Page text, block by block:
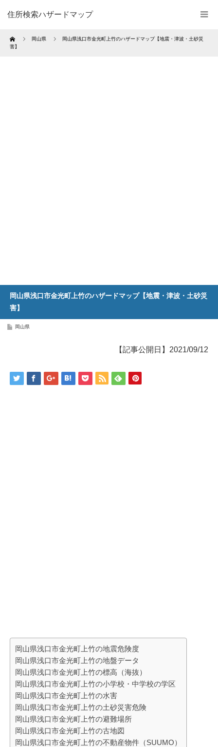
住所検索ハザードマップ
Home 岡山県
岡山県浅口市金光町上竹のハザードマップ【地震・津波・土砂災
害】
岡山県浅口市金光町上竹のハザードマップ【地震・津波・土砂災
害】
岡山県
【記事公開日】2021/09/12
岡山県浅口市金光町上竹の地震危険度
岡山県浅口市金光町上竹の地盤データ
岡山県浅口市金光町上竹の標高（海抜）
岡山県浅口市金光町上竹の小学校・中学校の学区
岡山県浅口市金光町上竹の水害
岡山県浅口市金光町上竹の土砂災害危険
岡山県浅口市金光町上竹の避難場所
岡山県浅口市金光町上竹の古地図
岡山県浅口市金光町上竹の不動産物件（SUUMO）